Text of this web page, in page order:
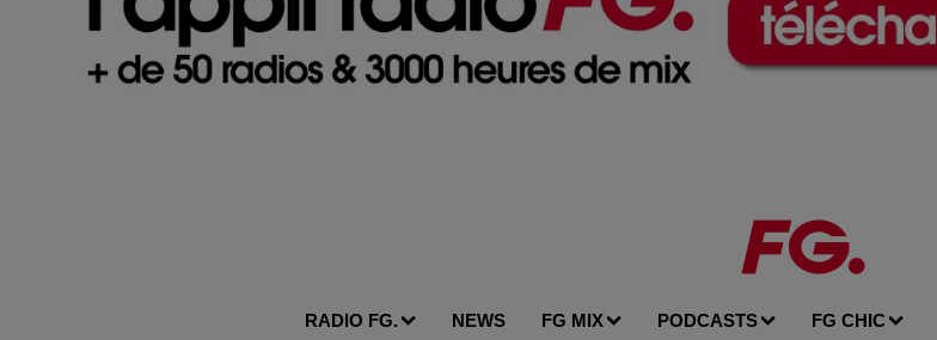
RADIO FG. NEWS FG MIX PODCASTS FG CHIC